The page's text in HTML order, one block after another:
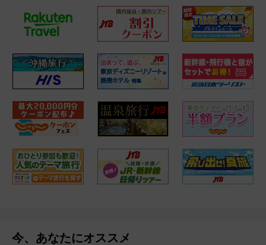
今、あなたにオススメ